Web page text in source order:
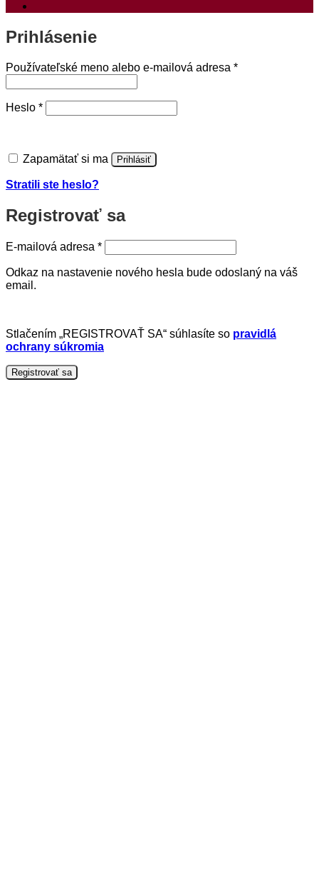
Prihlásenie
Používateľské meno alebo e-mailová adresa *Povinné
Heslo *Povinné
Zapamätať si ma Prihlásiť
Stratili ste heslo?
Registrovať sa
E-mailová adresa *Povinné
Odkaz na nastavenie nového hesla bude odoslaný na váš
email.
Stlačením „REGISTROVAŤ SA“ súhlasíte so pravidlá
ochrany súkromia
Registrovať sa